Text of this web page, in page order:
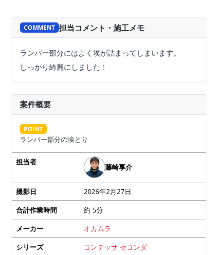
BEFORE
COMMENT 担当コメント・施工メモ
ランバー部分にはよく埃が詰まってしまいます。
しっかり綺麗にしました！
案件概要
POINT
ランバー部分の埃とり
担当者
藤崎享介
撮影日
2026年2月27日
合計作業時間
約 5分
メーカー
オカムラ
シリーズ
コンテッサ セコンダ